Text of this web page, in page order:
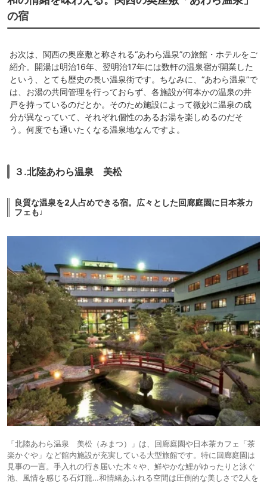
の宿
お次は、関西の奥座敷と称される“あわら温泉”の旅館・ホテルをご
紹介。開湯は明治16年、翌明治17年には数軒の温泉宿が開業した
という、とても歴史の長い温泉街です。ちなみに、“あわら温泉”で
は、お湯の共同管理を行っておらず、各施設が何本かの温泉の井
戸を持っているのだとか。そのため施設によって微妙に温泉の成
分が異なっていて、それぞれ個性のあるお湯を楽しめるのだそ
う。何度でも通いたくなる温泉地なんですよ。
３.北陸あわら温泉 美松
良質な温泉を2人占めできる宿。広々とした回廊庭園に日本茶カ
フェも♩
「北陸あわら温泉 美松（みまつ）」は、回廊庭園や日本茶カフェ「茶
楽かぐや」など館内施設が充実している大型旅館です。特に回廊庭園は
見事の一言。手入れの行き届いた木々や、鮮やかな鯉がゆったりと泳ぐ
池、風情を感じる石灯籠…和情緒あふれる空間は圧倒的な美しさで2人を